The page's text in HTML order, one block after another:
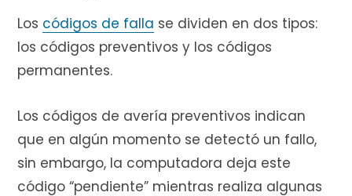
Los códigos de falla se dividen en dos tipos:
los códigos preventivos y los códigos
permanentes.
Los códigos de avería preventivos indican
que en algún momento se detectó un fallo,
sin embargo, la computadora deja este
código “pendiente” mientras realiza algunas